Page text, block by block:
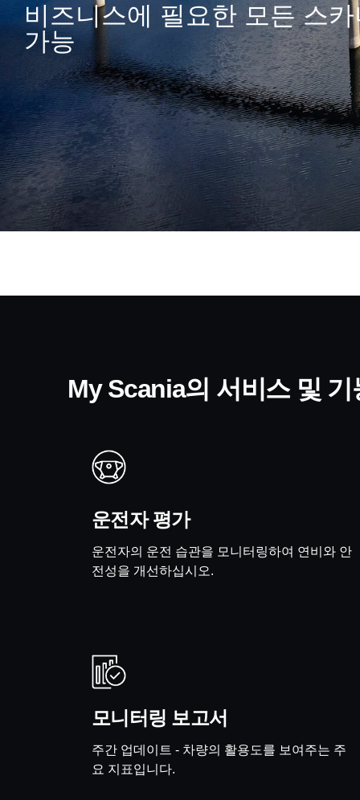
비즈니스에 필요한 모든 스카니아 서비스를 한 곳에서 구현
가능
My Scania의 서비스 및
운전자 평가
운전자의 운전 습관을 모니터링하여 연비와 안
전성을 개선하십시오.
모니터링 보고서
주간 업데이트 - 차량의 활용도를 보여주는 주
요 지표입니다.